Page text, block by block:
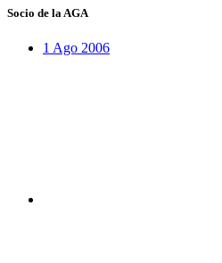
Socio de la AGA
1 Ago 2006